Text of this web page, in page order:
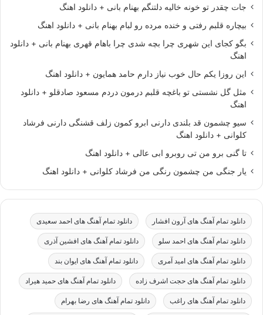
جات چقدر تو خونه خالیه دلتنگم بهنام بانی + دانلود اهنگ
بیچاره قلبم رفتی و خنده مرده رو لبام بهنام بانی + دانلود اهنگ
بگو کجای این شهری چرا بچه شدی چرا باهام قهری بهنام بانی + دانلود
اهنگ
این روزا یکم حال خوب نیاز دارم حامد همایون + دانلود اهنگ
مثل گل نشستی تو باغچه قلبم درمون دردم مسعود صادقلو + دانلود
اهنگ
سیو چشمون قد بلندی دارنی ابرو کمون زلف قشنگی دارنی فرشاد
کلوانی + دانلود اهنگ
تا گنی برو من تی روبرو ابی عالی + دانلود اهنگ
یار جنگی من چشمون رنگی من فرشاد کلوانی + دانلود اهنگ
دانلود تمام آهنگ های آرون افشار دانلود تمام آهنگ های احمد سعیدی
دانلود تمام آهنگ های احمد سلو دانلود تمام آهنگ های افشین آذری
دانلود تمام آهنگ های امید آمری دانلود تمام آهنگ های ایوان بند
دانلود تمام آهنگ های حجت اشرف زاده دانلود تمام آهنگ های حمید هیراد
دانلود تمام آهنگ های راغب دانلود تمام آهنگ های رضا بهرام